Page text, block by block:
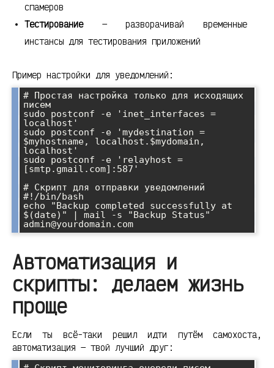
спамеров
Тестирование— разворачивай временные
инстансы для тестирования приложений
Пример настройки для уведомлений:
# Простая настройка только для исходящих
писем
sudo postconf -e 'inet_interfaces =
localhost'
sudo postconf -e 'mydestination =
$myhostname, localhost.$mydomain,
localhost'
sudo postconf -e 'relayhost =
[smtp.gmail.com]:587'
# Скрипт для отправки уведомлений
#!/bin/bash
echo "Backup completed successfully at
$(date)" | mail -s "Backup Status"
Автоматизация и
скрипты: делаем жизнь
проще
Если ты всё-таки решил идти путём самохоста,
автоматизация — твой лучший друг: